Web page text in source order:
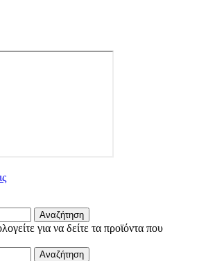
Αναζήτηση
για να δείτε τα προϊόντα που
Αναζήτηση